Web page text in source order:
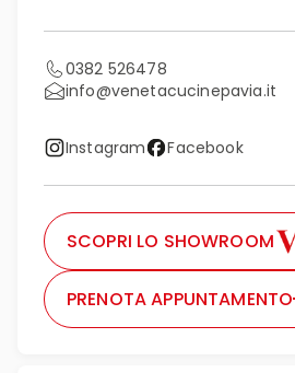
0382 526478
info@venetacucinepavia.it
Instagram Facebook
SCOPRI LO SHOWROOM
PRENOTA APPUNTAMENTO